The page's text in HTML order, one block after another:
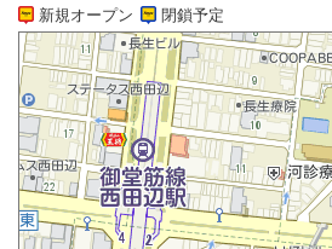
新規オープン 閉鎖予定